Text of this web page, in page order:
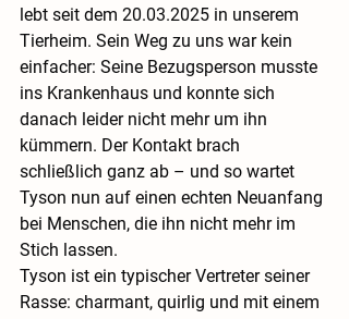
lebt seit dem 20.03.2025 in unserem
Tierheim. Sein Weg zu uns war kein
einfacher: Seine Bezugsperson musste
ins Krankenhaus und konnte sich
danach leider nicht mehr um ihn
kümmern. Der Kontakt brach
schließlich ganz ab – und so wartet
Tyson nun auf einen echten Neuanfang
bei Menschen, die ihn nicht mehr im
Stich lassen.
Tyson ist ein typischer Vertreter seiner
Rasse: charmant, quirlig und mit einem